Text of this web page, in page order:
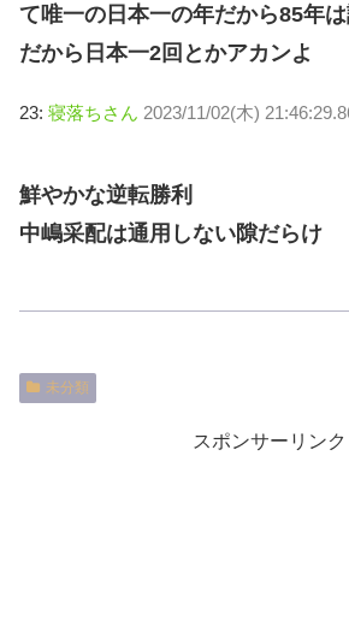
て唯一の日本一の年だから85年
だから日本一2回とかアカンよ
23: 寝落ちさん 2023/11/02(木)
鮮やかな逆転勝利
中嶋采配は通用しない隙だらけ
未分類
スポンサーリンク